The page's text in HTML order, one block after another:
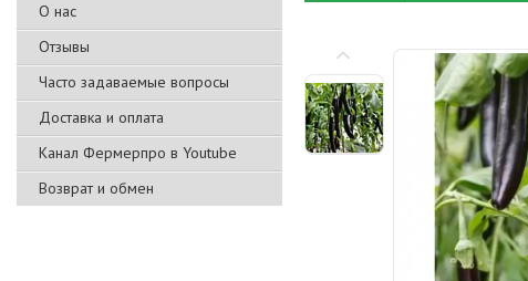
О нас
Отзывы
Часто задаваемые вопросы
Доставка и оплата
Канал Фермерпро в Youtube
Возврат и обмен